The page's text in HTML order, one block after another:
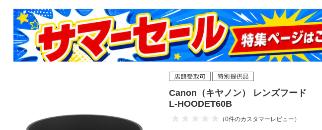
Canon（キヤノン） レンズフード
L-HOODET60B
（0件のカスタマーレビュー）